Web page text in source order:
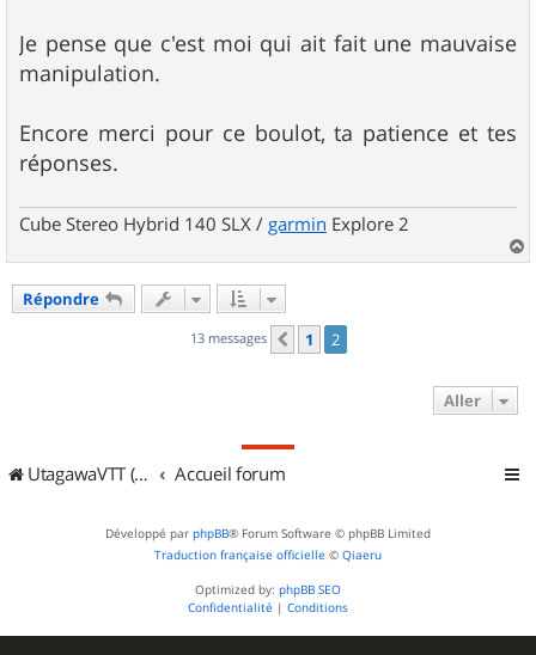
Je pense que c'est moi qui ait fait une mauvaise
manipulation.
Encore merci pour ce boulot, ta patience et tes
réponses.
Cube Stereo Hybrid 140 SLX / garmin Explore 2
a
Répondre
13 messages Précédent
1 2
Aller
UtagawaVTT (Randos VTT et VTTAE avec traces GPS) Accueil forum
Développé par phpBB® Forum Software © phpBB Limited
Traduction française officielle © Qiaeru
Optimized by: phpBB SEO
Confidentialité | Conditions